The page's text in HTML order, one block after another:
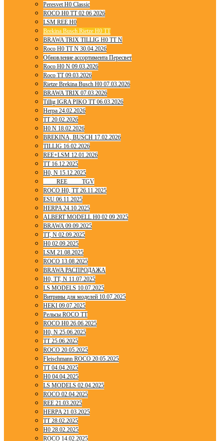
Peresvet H0 Classic
ROCO H0 TT 02 06 2026
LSM REE H0
Brekina Busch Rietze H0 TT
BRAWA TRIX TILLIG H0 TT N
Roco H0 TT N 30.04.2026
Обновление ассортимента Пересвет
Roco H0 N 09.03.2026
Roco TT 09.03.2026
Rietze Brekina Busch H0 07.03.2026
BRAWA TRIX 07.03.2026
Tillig IGRA PIKO TT 06.03.2026
Herpa 24.02.2026
TT 20.02.2026
H0 N 18.02.2026
BREKINA, BUSCH 17.02.2026
TILLIG 16.02.2026
REE+LSM 12.01.2026
TT 16.12.2025
H0, N 15.12.2025
____ REE ____ TGV
ROCO H0, TT 26.11.2025
ESU 06.11.2025
HERPA 24.10.2025
ALBERT MODELL H0 02 09 2025
BRAWA 09.09.2025
TT, N 02.09.2025
H0 02.09.2025
LSM 21.08.2025
ROCO 13.08.2025
BRAWA РАСПРОДАЖА
H0, TT, N 11.07.2025
LS MODELS 10.07.2025
Витрины для моделей 10.07.2025
HEKI 09.07.2025
Рельсы ROCO TT
ROCO H0 26.06.2025
H0, N 25.06.2025
TT 25.06.2025
ROCO 20.05.2025
Fleischmann ROCO 20.05.2025
TT 04.04.2025
H0 04.04.2025
LS MODELS 02.04.2025
ROCO 02.04.2025
REE 21.03.2025
HERPA 21.03.2025
TT 28.02.2025
H0 28.02.2025
ROCO 14.02.2025